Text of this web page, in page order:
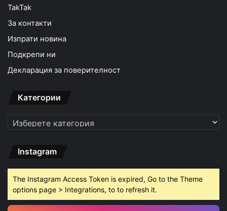
TakTak
За контакти
Изпрати новина
Подкрепи ни
Декларация за поверителност
Категории
Категории
Instagram
The Instagram Access Token is expired, Go to the Theme
options page > Integrations, to to refresh it.